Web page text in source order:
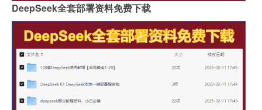
DeepSeek全套部署资料免费下载